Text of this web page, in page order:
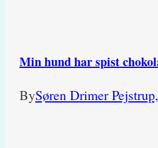
Min hund har spist
BySøren Drimer